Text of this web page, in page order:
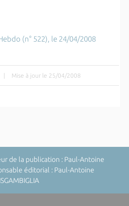
(n° 522), le 24/04/2008
| Mise à jour le 25/04/2008
de la publication : Paul-Antoine
éditorial : Paul-Antoine